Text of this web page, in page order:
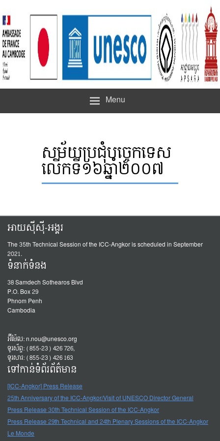
Menu
សម័យប្រជុំបច្ចេកទេស
លើកទី១៦ឆ្នាំ២០០៧
អាយស៊ីស៊ី-អង្គរ
The 35th Technical Session of the ICC-Angkor is scheduled in September
2021.
ទំនាក់ទំនង
38 Samdech Sothearos Blvd
P.O. Box 29
Phnom Penh
Cambodia
អ៊ីម៉ែល:n.nou@unesco.org
ទូរស័ព្ទ: (855-23) 426 726,
ទូរសារ: (855-23) 426 163
ទៅកាន់ទំព័រព័ត៌មាន
[ICC-Angkor] Press Release
25th Anniversary of the ICC-Angkor/Visit of UNESCO Director General
Press Release 30th Technical Session of the ICC-Angkor
Press Release 29th Technical and 24th Plenary Sessions of the ICC-Angkor
Le Monde